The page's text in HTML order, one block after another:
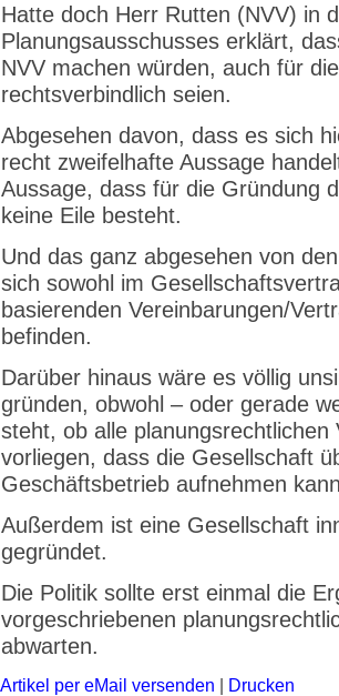
Hatte doch Herr Rutten (NVV) in
Planungsausschusses erklärt,
NVV machen würden, auch für
rechtsverbindlich seien.
Abgesehen davon, dass es sich
recht zweifelhafte Aussage
Aussage, dass für die Gründung
keine Eile besteht.
Und das ganz abgesehen von
sich sowohl im
basierenden Vereinbarungen/
befinden.
Darüber hinaus wäre es völlig
gründen, obwohl – oder gerade
steht, ob alle
vorliegen, dass die Gesellschaft
Geschäftsbetrieb aufnehmen
Außerdem ist eine Gesellschaft
gegründet.
Die Politik sollte erst einmal die
vorgeschriebenen
abwarten.
Artikel per eMail versenden Drucken